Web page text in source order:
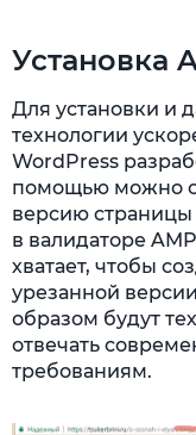
Установка
Для установки и
технологии
WordPress
помощью можно с
версию страницы
в валидаторе
хватает, чтобы
урезанной
образом будут
отвечать
требованиям.